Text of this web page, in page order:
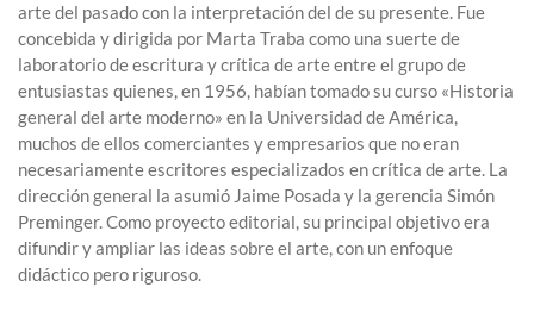
arte del pasado con la interpretación del de su presente. Fue
concebida y dirigida por Marta Traba como una suerte de
laboratorio de escritura y crítica de arte entre el grupo de
entusiastas quienes, en 1956, habían tomado su curso «Historia
general del arte moderno» en la Universidad de América,
muchos de ellos comerciantes y empresarios que no eran
necesariamente escritores especializados en crítica de arte. La
dirección general la asumió Jaime Posada y la gerencia Simón
Preminger. Como proyecto editorial, su principal objetivo era
difundir y ampliar las ideas sobre el arte, con un enfoque
didáctico pero riguroso.